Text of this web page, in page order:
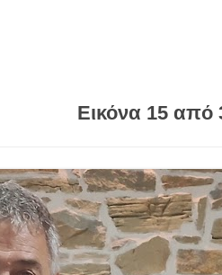
Εικόνα 15 από